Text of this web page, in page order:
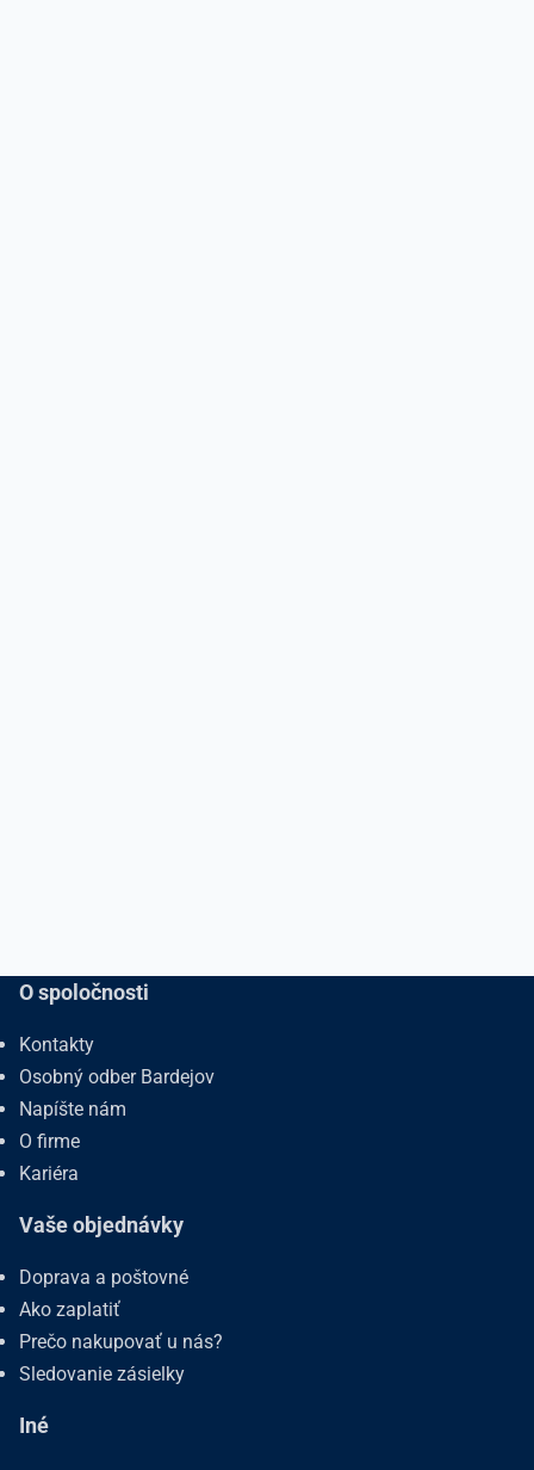
O spoločnosti
Kontakty
Osobný odber Bardejov
Napíšte nám
O firme
Kariéra
Vaše objednávky
Doprava a poštovné
Ako zaplatiť
Prečo nakupovať u nás?
Sledovanie zásielky
Iné